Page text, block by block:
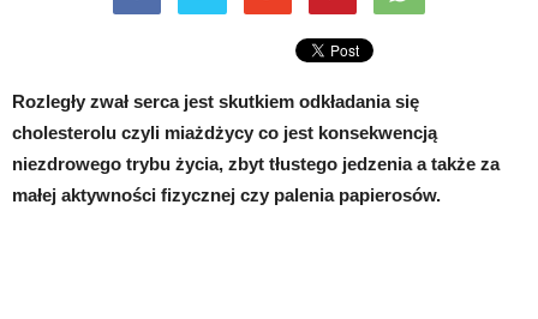
Rozległy zwał serca jest skutkiem odkładania się
cholesterolu czyli miażdżycy co jest konsekwencją
niezdrowego trybu życia, zbyt tłustego jedzenia a także za
małej aktywności fizycznej czy palenia papierosów.